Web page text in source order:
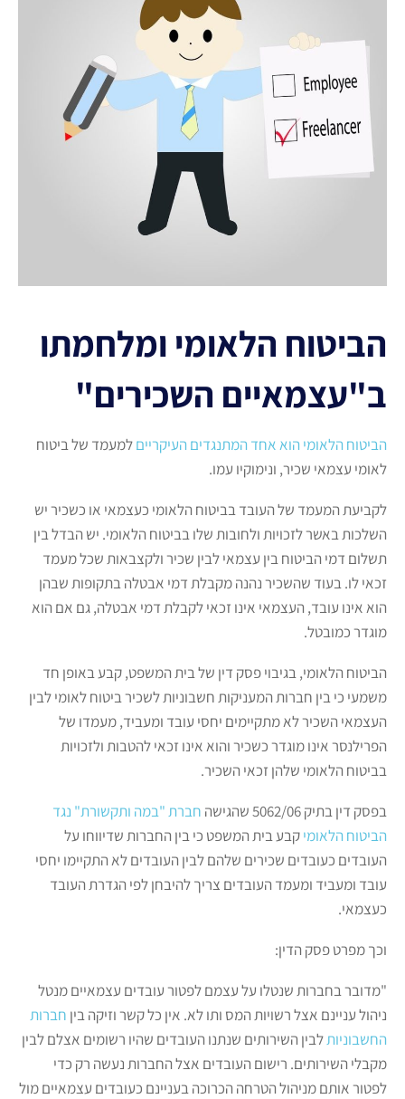
הביטוח הלאומי ומלחמתו
ב"עצמאיים השכירים"
הביטוח הלאומי הוא אחד המתנגדים העיקרייםלמעמד של ביטוח
לאומי עצמאי שכיר, ונימוקיו עמו.
לקביעת המעמד של העובד בביטוח הלאומי כעצמאי או כשכיר יש
השלכות באשר לזכויות ולחובות שלו בביטוח הלאומי. יש הבדל בין
תשלום דמי הביטוח בין עצמאי לבין שכיר ולקצבאות שכל מעמד
זכאי לו. בעוד שהשכיר נהנה מקבלת דמי אבטלה בתקופות שבהן
הוא אינו עובד, העצמאי אינו זכאי לקבלת דמי אבטלה, גם אם הוא
מוגדר כמובטל.
הביטוח הלאומי, בגיבוי פסק דין של בית המשפט, קבע באופן חד
משמעי כי בין חברות המעניקות חשבוניות לשכיר ביטוח לאומי לבין
העצמאי השכיר לא מתקיימים יחסי עובד ומעביד, מעמדו של
הפרילנסר אינו מוגדר כשכיר והוא אינו זכאי להטבות ולזכויות
בביטוח הלאומי שלהן זכאי השכיר.
בפסק דין בתיק 5062/06 שהגישה
חברת "במה ותקשורת" נגד
הביטוח הלאומיקבע בית המשפט כי בין החברות שדיווחו על
העובדים כעובדים שכירים שלהם לבין העובדים לא התקיימו יחסי
עובד ומעביד ומעמד העובדים צריך להיבחן לפי הגדרת העובד
כעצמאי.
וכך מפרט פסק הדין:
"מדובר בחברות שנטלו על עצמם לפטור עובדים עצמאיים מנטל
ניהול עניינם אצל רשויות המס ותו לא. אין כל קשר וזיקה בין חברות
החשבוניותלבין השירותים שנתנו העובדים שהיו רשומים אצלם לבין
מקבלי השירותים. רישום העובדים אצל החברות נעשה רק כדי
לפטור אותם מניהול הטרחה הכרוכה בעניינם כעובדים עצמאיים מול